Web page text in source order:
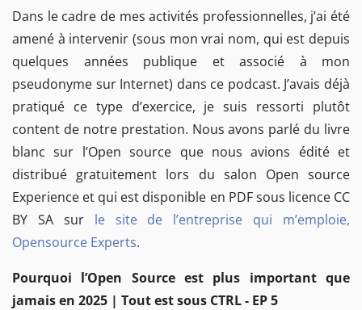
Dans le cadre de mes activités professionnelles, j’ai été
amené à intervenir (sous mon vrai nom, qui est depuis
quelques années publique et associé à mon
pseudonyme sur Internet) dans ce podcast. J’avais déjà
pratiqué ce type d’exercice, je suis ressorti plutôt
content de notre prestation. Nous avons parlé du livre
blanc sur l’Open source que nous avions édité et
distribué gratuitement lors du salon Open source
Experience et qui est disponible en PDF sous licence CC
BY SA sur le site de l’entreprise qui m’emploie,
Opensource Experts.
Pourquoi l’Open Source est plus important que
jamais en 2025 | Tout est sous CTRL - EP 5